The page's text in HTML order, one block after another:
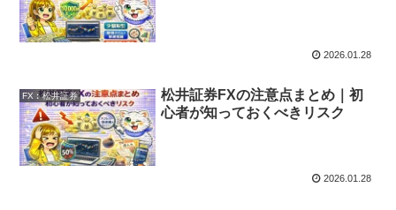
2026.01.28
FX︰松井証券
松井証券FXの注意点まとめ｜初
心者が知っておくべきリスク
2026.01.28